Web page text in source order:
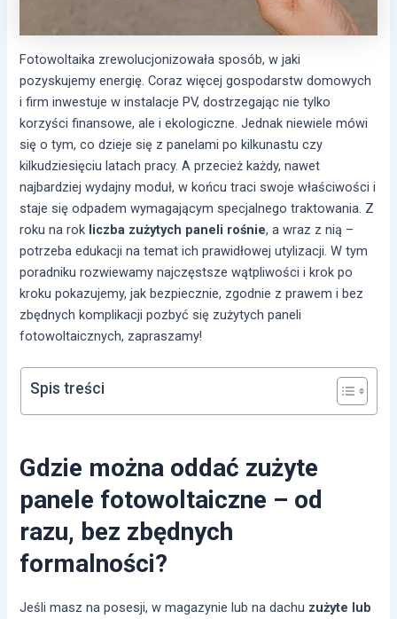
Fotowoltaika zrewolucjonizowała sposób, w jaki
pozyskujemy energię. Coraz więcej gospodarstw domowych
i firm inwestuje w instalacje PV, dostrzegając nie tylko
korzyści finansowe, ale i ekologiczne. Jednak niewiele mówi
się o tym, co dzieje się z panelami po kilkunastu czy
kilkudziesięciu latach pracy. A przecież każdy, nawet
najbardziej wydajny moduł, w końcu traci swoje właściwości i
staje się odpadem wymagającym specjalnego traktowania. Z
roku na rok liczba zużytych paneli rośnie, a wraz z nią –
potrzeba edukacji na temat ich prawidłowej utylizacji. W tym
poradniku rozwiewamy najczęstsze wątpliwości i krok po
kroku pokazujemy, jak bezpiecznie, zgodnie z prawem i bez
zbędnych komplikacji pozbyć się zużytych paneli
fotowoltaicznych, zapraszamy!
Spis treści
Gdzie można oddać zużyte
panele fotowoltaiczne – od
razu, bez zbędnych
formalności?
Jeśli masz na posesji, w magazynie lub na dachu zużyte lub